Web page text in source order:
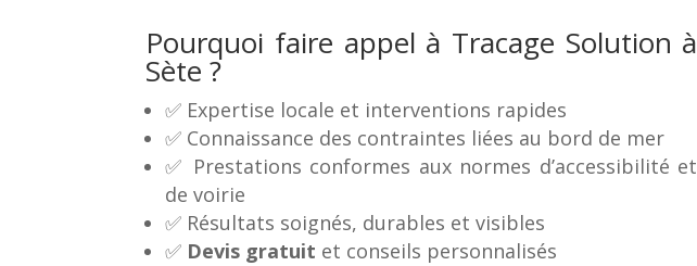
Pourquoi faire appel à Tracage Solution à
Sète ?
✅ Expertise locale et interventions rapides
✅ Connaissance des contraintes liées au bord de mer
✅ Prestations conformes aux normes d’accessibilité et
de voirie
✅ Résultats soignés, durables et visibles
✅ Devis gratuit et conseils personnalisés